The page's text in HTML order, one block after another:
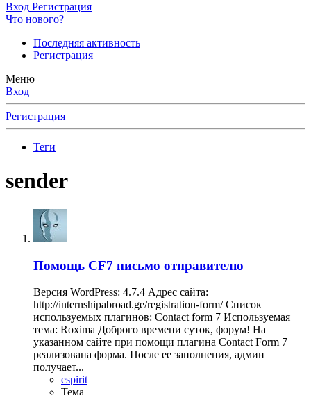
Вход Регистрация
Что нового?
Последняя активность
Регистрация
Меню
Вход
Регистрация
Теги
sender
Помощь CF7 письмо отправителю
Версия WordPress: 4.7.4 Адрес сайта:
http://internshipabroad.ge/registration-form/ Список
используемых плагинов: Contact form 7 Используемая
тема: Roxima Доброго времени суток, форум! На
указанном сайте при помощи плагина Contact Form 7
реализована форма. После ее заполнения, админ
получает...
espirit
Тема